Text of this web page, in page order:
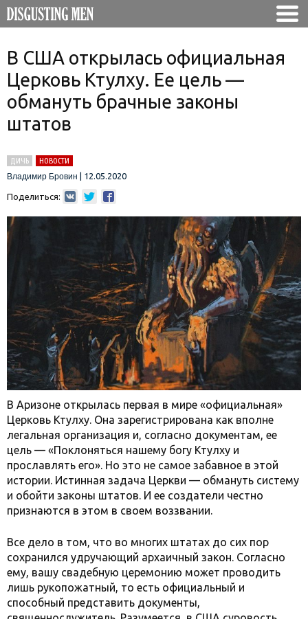
В США открылась официальная
Церковь Ктулху. Ее цель —
обмануть брачные законы
штатов
ДИЧЬ
НОВОСТИ
Владимир Бровин
12.05.2020
Поделиться:
В Аризоне открылась первая в мире «официальная»
Церковь Ктулху. Она зарегистрирована как вполне
легальная организация и, согласно документам, ее
цель — «Поклоняться нашему богу Ктулху и
прославлять его». Но это не самое забавное в этой
истории. Истинная задача Церкви — обмануть систему
и обойти законы штатов. И ее создатели честно
признаются в этом в своем воззвании.
Все дело в том, что во многих штатах до сих пор
сохранился удручающий архаичный закон. Согласно
ему, вашу свадебную церемонию может проводить
лишь рукопожатный, то есть официальный и
способный представить документы,